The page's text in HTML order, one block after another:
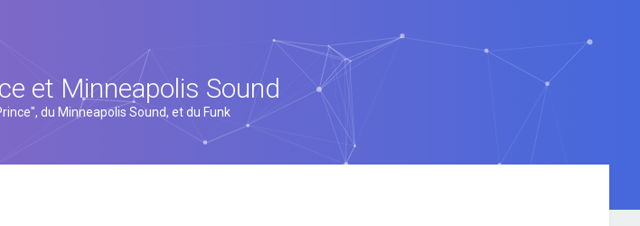
et Minneapolis Sound
du Minneapolis Sound, et du Funk